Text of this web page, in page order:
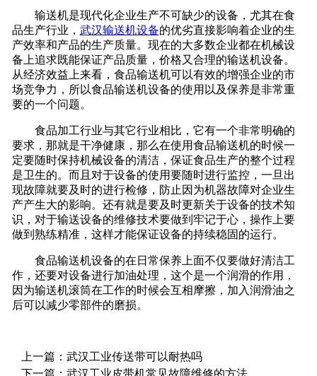
输送机是现代化企业生产不可缺少的设备，尤其在食
品生产行业， 武汉输送机设备的优劣直接影响着企业的生
产效率和产品的生产质量。现在的大多数企业都在机械设
备上追求既能保证产品质量，价格又合理的输送机设备。
从经济效益上来看，食品输送机可以有效的增强企业的市
场竞争力，所以食品输送机设备的使用以及保养是非常重
要的一个问题。
食品加工行业与其它行业相比，它有一个非常明确的
要求，那就是干净健康，那么在使用食品输送机的时候一
定要随时保持机械设备的清洁，保证食品生产的整个过程
是卫生的。而且对于设备的使用要随时进行监控，一旦出
现故障就要及时的进行检修，防止因为机器故障对企业生
产产生大的影响。还有就是要及时更新关于设备的技术知
识，对于输送设备的维修技术要做到牢记于心，操作上要
做到熟练精准，这样才能保证设备的持续稳固的运行。
食品输送机设备的在日常保养上面不仅要做好清洁工
作，还要对设备进行加油处理，这个是一个润滑的作用，
因为输送机滚筒在工作的时候会互相摩擦，加入润滑油之
后可以减少零部件的磨损。
上一篇： 武汉工业传送带可以耐热吗
下一篇： 武汉工业皮带机常见故障维修的方法